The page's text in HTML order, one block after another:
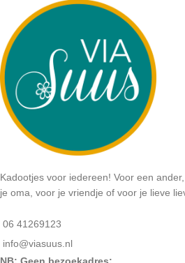
Kadootjes voor iedereen! Voor een
je oma, voor je vriendje of voor je lieve
06 41269123
info@viasuus.nl